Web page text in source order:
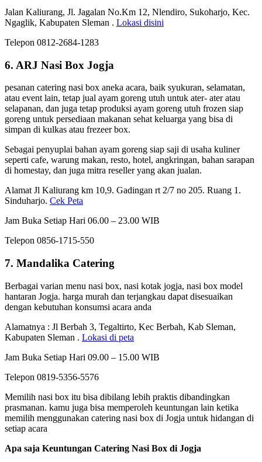
Jalan Kaliurang, Jl. Jagalan No.Km 12, Nlendiro, Sukoharjo, Kec.
Ngaglik, Kabupaten Sleman . Lokasi disini
Telepon 0812-2684-1283
6. ARJ Nasi Box Jogja
pesanan catering nasi box aneka acara, baik syukuran, selamatan,
atau event lain, tetap jual ayam goreng utuh untuk ater- ater atau
selapanan, dan juga tetap produksi ayam goreng utuh frozen siap
goreng untuk persediaan makanan sehat keluarga yang bisa di
simpan di kulkas atau frezeer box.
Sebagai penyuplai bahan ayam goreng siap saji di usaha kuliner
seperti cafe, warung makan, resto, hotel, angkringan, bahan sarapan
di homestay, dan juga mitra reseller yang akan jualan.
Alamat Jl Kaliurang km 10,9. Gadingan rt 2/7 no 205. Ruang 1.
Sinduharjo. Cek Peta
Jam Buka Setiap Hari 06.00 – 23.00 WIB
Telepon 0856-1715-550
7. Mandalika Catering
Berbagai varian menu nasi box, nasi kotak jogja, nasi box model
hantaran Jogja. harga murah dan terjangkau dapat disesuaikan
dengan kebutuhan konsumsi acara anda
Alamatnya : Jl Berbah 3, Tegaltirto, Kec Berbah, Kab Sleman,
Kabupaten Sleman . Lokasi di peta
Jam Buka Setiap Hari 09.00 – 15.00 WIB
Telepon 0819-5356-5576
Memilih nasi box itu bisa dibilang lebih praktis dibandingkan
prasmanan. kamu juga bisa memperoleh keuntungan lain ketika
memilih menggunakan catering nasi box di Jogja untuk hidangan di
setiap acara
Apa saja Keuntungan Catering Nasi Box di Jogja